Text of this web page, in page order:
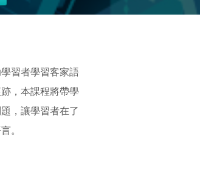
習者學習客家語
，本課程將帶學
，讓學習者在了
。